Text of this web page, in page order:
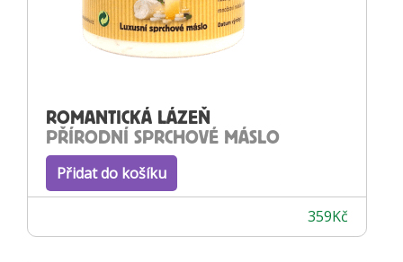
ROMANTICKÁ LÁZEŇ
PŘÍRODNÍ SPRCHOVÉ MÁSLO
Přidat do košíku
359Kč